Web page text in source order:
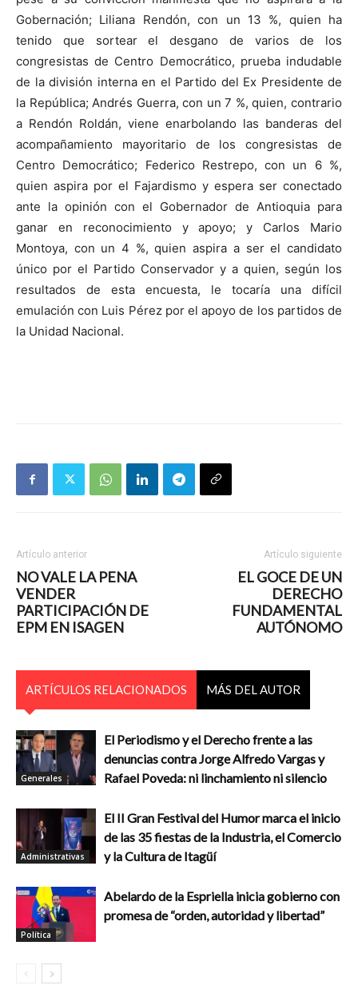
Gobernación; Liliana Rendón, con un 13 %, quien ha
tenido que sortear el desgano de varios de los
congresistas de Centro Democrático, prueba indudable
de la división interna en el Partido del Ex Presidente de
la República; Andrés Guerra, con un 7 %, quien, contrario
a Rendón Roldán, viene enarbolando las banderas del
acompañamiento mayoritario de los congresistas de
Centro Democrático; Federico Restrepo, con un 6 %,
quien aspira por el Fajardismo y espera ser conectado
ante la opinión con el Gobernador de Antioquia para
ganar en reconocimiento y apoyo; y Carlos Mario
Montoya, con un 4 %, quien aspira a ser el candidato
único por el Partido Conservador y a quien, según los
resultados de esta encuesta, le tocaría una difícil
emulación con Luis Pérez por el apoyo de los partidos de
la Unidad Nacional.
Artículo anterior
NO VALE LA PENA
VENDER
PARTICIPACIÓN DE
EPM EN ISAGEN
Artículo siguiente
EL GOCE DE UN
DERECHO
FUNDAMENTAL
AUTÓNOMO
ARTÍCULOS RELACIONADOS MÁS DEL AUTOR
Generales
El Periodismo y el Derecho frente a las
denuncias contra Jorge Alfredo Vargas y
Rafael Poveda: ni linchamiento ni silencio
Administrativas
El II Gran Festival del Humor marca el inicio
de las 35 fiestas de la Industria, el Comercio
y la Cultura de Itagüí
Política
Abelardo de la Espriella inicia gobierno con
promesa de “orden, autoridad y libertad”